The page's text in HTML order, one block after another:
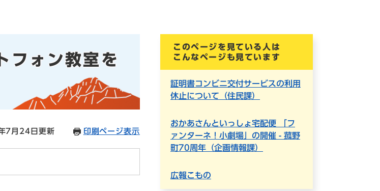
フォン教室を
7月24日更新 印刷ページ表示
このページを見ている人は
こんなページも見ています
証明書コンビニ交付サービスの利用
休止について（住民課）
おかあさんといっしょ宅配便 「フ
ァンターネ！小劇場」の開催 - 菰野
町70周年（企画情報課）
広報こもの